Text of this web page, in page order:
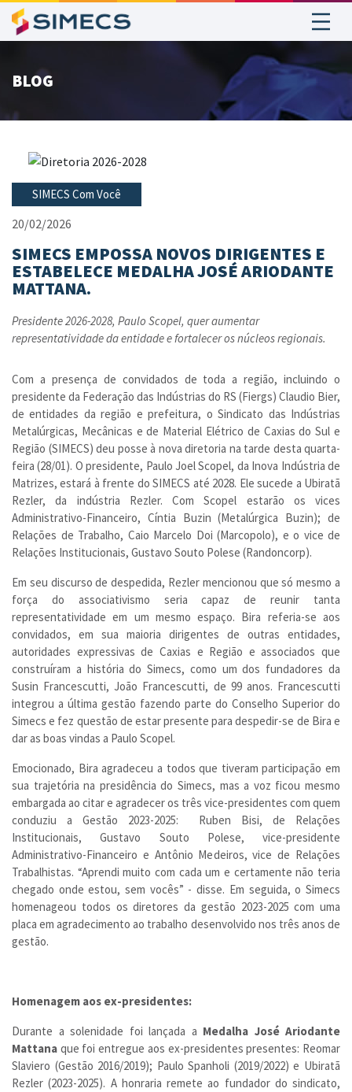
BLOG
SIMECS Com Você
20/02/2026
SIMECS EMPOSSA NOVOS DIRIGENTES E
ESTABELECE MEDALHA JOSÉ ARIODANTE
MATTANA.
Presidente 2026-2028, Paulo Scopel, quer aumentar
representatividade da entidade e fortalecer os núcleos regionais.
Com a presença de convidados de toda a região, incluindo o
presidente da Federação das Indústrias do RS (Fiergs) Claudio Bier,
de entidades da região e prefeitura, o Sindicato das Indústrias
Metalúrgicas, Mecânicas e de Material Elétrico de Caxias do Sul e
Região (SIMECS) deu posse à nova diretoria na tarde desta quarta-
feira (28/01). O presidente, Paulo Joel Scopel, da Inova Indústria de
Matrizes, estará à frente do SIMECS até 2028. Ele sucede a Ubiratã
Rezler, da indústria Rezler. Com Scopel estarão os vices
Administrativo-Financeiro, Cíntia Buzin (Metalúrgica Buzin); de
Relações de Trabalho, Caio Marcelo Doi (Marcopolo), e o vice de
Relações Institucionais, Gustavo Souto Polese (Randoncorp).
Em seu discurso de despedida, Rezler mencionou que só mesmo a
força do associativismo seria capaz de reunir tanta
representatividade em um mesmo espaço. Bira referia-se aos
convidados, em sua maioria dirigentes de outras entidades,
autoridades expressivas de Caxias e Região e associados que
construíram a história do Simecs, como um dos fundadores da
Susin Francescutti, João Francescutti, de 99 anos. Francescutti
integrou a última gestão fazendo parte do Conselho Superior do
Simecs e fez questão de estar presente para despedir-se de Bira e
dar as boas vindas a Paulo Scopel.
Emocionado, Bira agradeceu a todos que tiveram participação em
sua trajetória na presidência do Simecs, mas a voz ficou mesmo
embargada ao citar e agradecer os três vice-presidentes com quem
conduziu a Gestão 2023-2025: Ruben Bisi, de Relações
Institucionais, Gustavo Souto Polese, vice-presidente
Administrativo-Financeiro e Antônio Medeiros, vice de Relações
Trabalhistas. “Aprendi muito com cada um e certamente não teria
chegado onde estou, sem vocês” - disse. Em seguida, o Simecs
homenageou todos os diretores da gestão 2023-2025 com uma
placa em agradecimento ao trabalho desenvolvido nos três anos de
gestão.
Homenagem aos ex-presidentes:
Durante a solenidade foi lançada a Medalha José Ariodante
Mattana que foi entregue aos ex-presidentes presentes: Reomar
Slaviero (Gestão 2016/2019); Paulo Spanholi (2019/2022) e Ubiratã
Rezler (2023-2025). A honraria remete ao fundador do sindicato,